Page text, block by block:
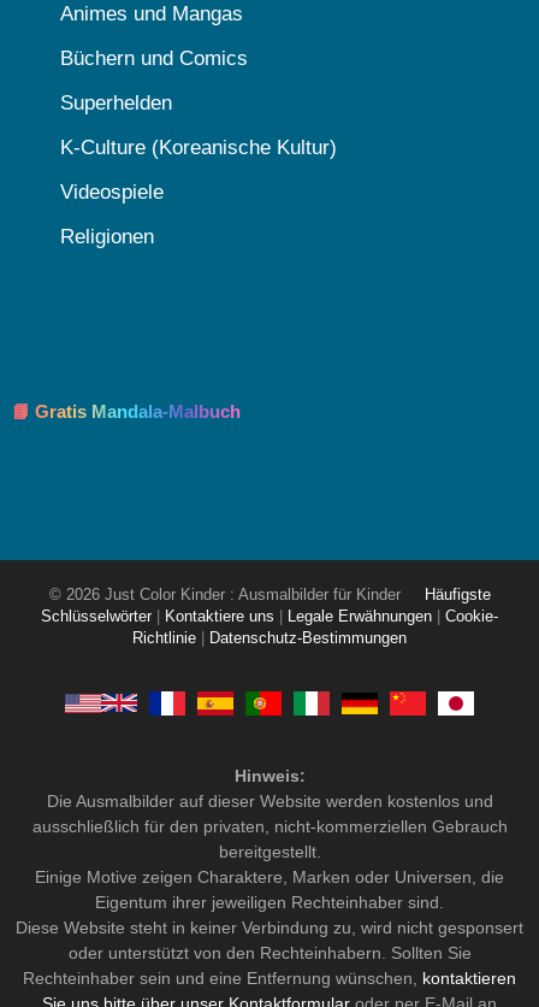
Animes und Mangas
Büchern und Comics
Superhelden
K-Culture (Koreanische Kultur)
Videospiele
Religionen
📘 Gratis Mandala-Malbuch
© 2026 Just Color Kinder : Ausmalbilder für Kinder
Häufigste
Schlüsselwörter
Kontaktiere uns Legale Erwähnungen
Cookie-
Richtlinie
Datenschutz-Bestimmungen
Hinweis:
Die Ausmalbilder auf dieser Website werden kostenlos und
ausschließlich für den privaten, nicht-kommerziellen Gebrauch
bereitgestellt.
Einige Motive zeigen Charaktere, Marken oder Universen, die
Eigentum ihrer jeweiligen Rechteinhaber sind.
Diese Website steht in keiner Verbindung zu, wird nicht gesponsert
oder unterstützt von den Rechteinhabern. Sollten Sie
Rechteinhaber sein und eine Entfernung wünschen, kontaktieren
Sie uns bitte über unser Kontaktformular oder per E-Mail an